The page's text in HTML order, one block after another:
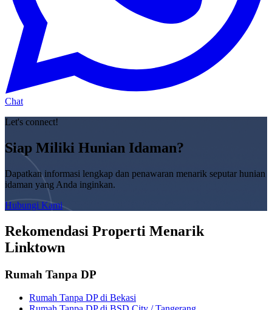
Chat
Let's connect!
Siap Miliki Hunian Idaman?
Dapatkan informasi lengkap dan penawaran menarik seputar hunian
idaman yang Anda inginkan.
Hubungi Kami
Rekomendasi Properti Menarik
Linktown
Rumah Tanpa DP
Rumah Tanpa DP di Bekasi